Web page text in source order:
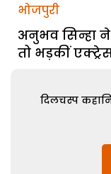
भोजपुरी
अनुभव सिन्हा ने
तो भड़कीं
दिलचस्प